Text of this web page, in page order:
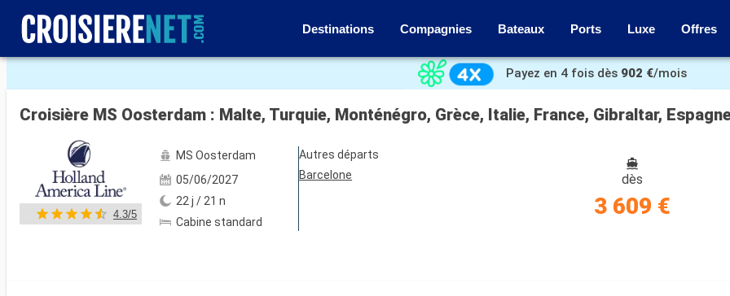
Destinations Compagnies Bateaux Ports Luxe Offres
Voir les 12 autres photos
Payez en 4 fois dès 902 €/mois
Croisière MS Oosterdam : Malte, Turquie, Monténégro, Grèce, Italie, France, Gibraltar,
4.3/5
MS Oosterdam
05/06/2027
22 j / 21 n
Cabine standard
Autres départs
Barcelone
dès
3 609 €